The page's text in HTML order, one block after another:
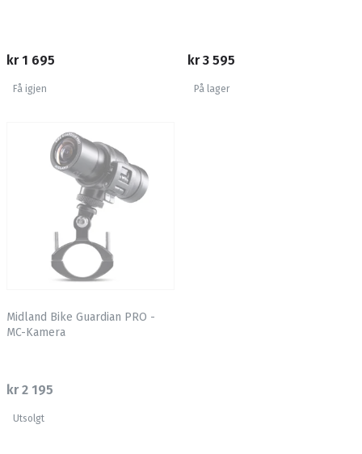
kr 1 695
Få igjen
kr 3 595
På lager
Midland Bike Guardian PRO -
MC-Kamera
kr 2 195
Utsolgt